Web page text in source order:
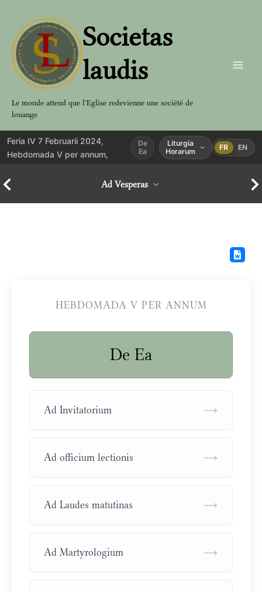
contenu
Societas
laudis
Le monde attend que l'Eglise redevienne une société de
louange
Feria IV 7 Februarii 2024,
Hebdomada V per annum,
De
Ea
Liturgia
Horarum
FR EN
Ad Vesperas
HEBDOMADA V PER ANNUM
De Ea
Ad Invitatorium →
Ad officium lectionis →
Ad Laudes matutinas →
Ad Martyrologium →